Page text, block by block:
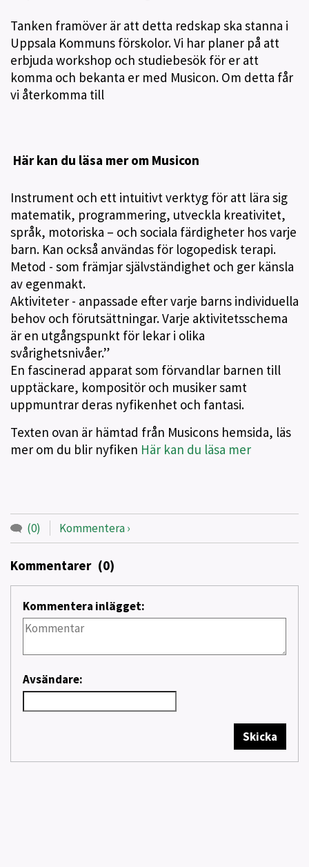
Tanken framöver är att detta redskap ska stanna i
Uppsala Kommuns förskolor. Vi har planer på att
erbjuda workshop och studiebesök för er att
komma och bekanta er med Musicon. Om detta får
vi återkomma till
Här kan du läsa mer om Musicon
Instrument och ett intuitivt verktyg för att lära sig
matematik, programmering, utveckla kreativitet,
språk, motoriska – och sociala färdigheter hos varje
barn. Kan också användas för logopedisk terapi.
Metod - som främjar självständighet och ger känsla
av egenmakt.
Aktiviteter - anpassade efter varje barns individuella
behov och förutsättningar. Varje aktivitetsschema
är en utgångspunkt för lekar i olika
svårighetsnivåer.”
En fascinerad apparat som förvandlar barnen till
upptäckare, kompositör och musiker samt
uppmuntrar deras nyfikenhet och fantasi.
Texten ovan är hämtad från Musicons hemsida, läs
mer om du blir nyfiken Här kan du läsa mer
(0) Kommentera
Kommentarer (0)
Kommentera inlägget:
Avsändare:
Skicka